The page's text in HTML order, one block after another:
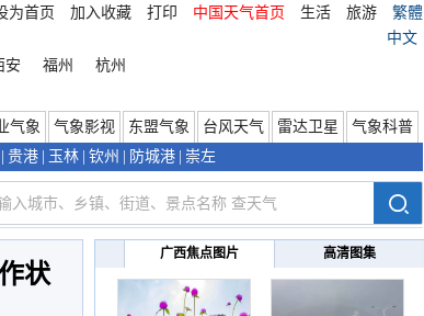
为首页 加入收藏 打印 中国天气首页 生活 旅游
繁體
中文
安 福州 杭州
气象 气象影视 东盟气象 台风天气 雷达卫星
气象科普
贵港 玉林 钦州 防城港 崇左
状
广西焦点图片 高清图集